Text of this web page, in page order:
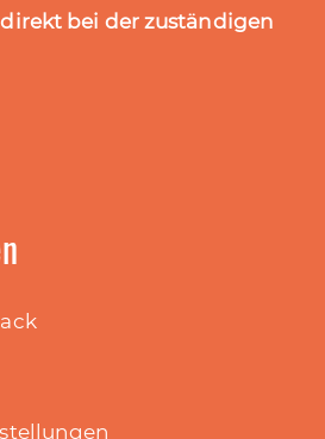
bei der zuständigen